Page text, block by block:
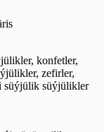
konfetler,
zefirler,
süýjülik süýjülikler